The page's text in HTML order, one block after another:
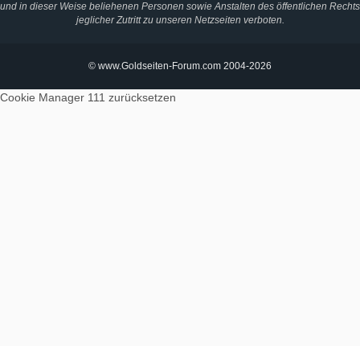
und in dieser Weise beliehenen Personen sowie Anstalten des öffentlichen Rechts
jeglicher Zutritt zu unseren Netzseiten verboten.
© www.Goldseiten-Forum.com 2004-2026
Cookie Manager 111 zurücksetzen